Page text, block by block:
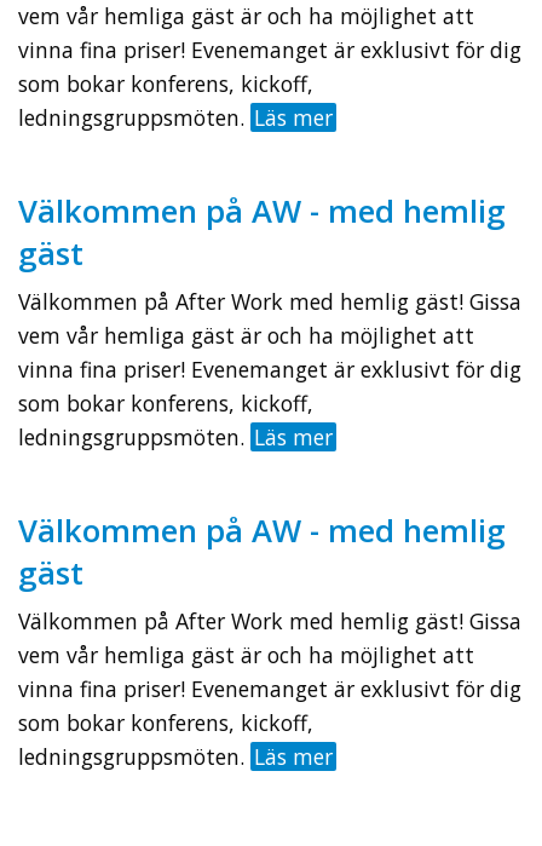
vem vår hemliga gäst är och ha möjlighet att
vinna fina priser! Evenemanget är exklusivt för dig
som bokar konferens, kickoff,
ledningsgruppsmöten. Läs mer
Välkommen på AW - med hemlig
gäst
Välkommen på After Work med hemlig gäst! Gissa
vem vår hemliga gäst är och ha möjlighet att
vinna fina priser! Evenemanget är exklusivt för dig
som bokar konferens, kickoff,
ledningsgruppsmöten. Läs mer
Välkommen på AW - med hemlig
gäst
Välkommen på After Work med hemlig gäst! Gissa
vem vår hemliga gäst är och ha möjlighet att
vinna fina priser! Evenemanget är exklusivt för dig
som bokar konferens, kickoff,
ledningsgruppsmöten. Läs mer